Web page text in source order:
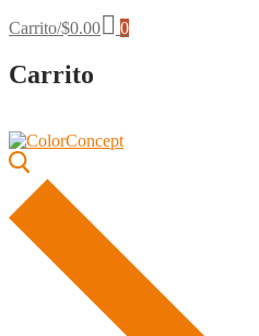
Carrito/$0.00 0
Carrito